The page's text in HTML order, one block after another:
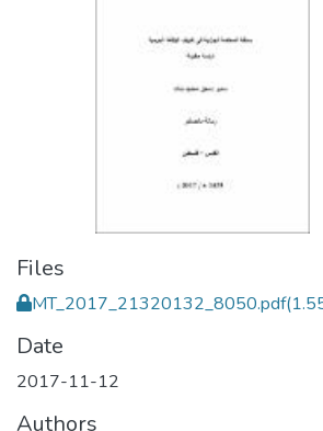
Files
MT_2017_21320132_8050.pdf
Date
2017-11-12
Authors